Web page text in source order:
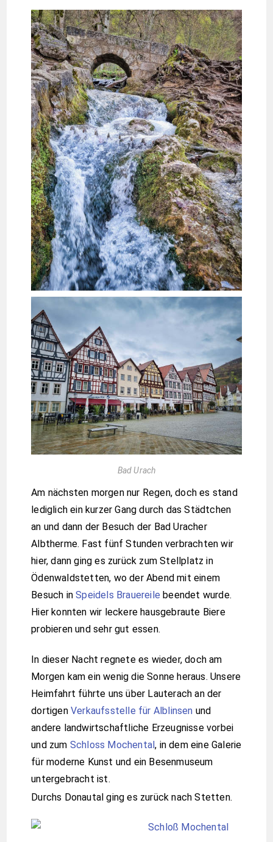
Bad Urach
Am nächsten morgen nur Regen, doch es stand
lediglich ein kurzer Gang durch das Städtchen
an und dann der Besuch der Bad Uracher
Albtherme. Fast fünf Stunden verbrachten wir
hier, dann ging es zurück zum Stellplatz in
Ödenwaldstetten, wo der Abend mit einem
Besuch inSpeidels Brauereile beendet wurde.
Hier konnten wir leckere hausgebraute Biere
probieren und sehr gut essen.
In dieser Nacht regnete es wieder, doch am
Morgen kam ein wenig die Sonne heraus. Unsere
Heimfahrt führte uns über Lauterach an der
dortigenVerkaufsstelle für Alblinsen und
andere landwirtschaftliche Erzeugnisse vorbei
und zum Schloss Mochental, in dem eine Galerie
für moderne Kunst und ein Besenmuseum
untergebracht ist.
Durchs Donautal ging es zurück nach Stetten.